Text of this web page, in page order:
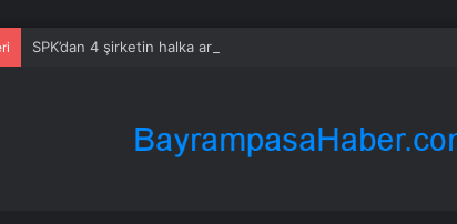
SPK’dan 4 şirketin halka arzına onay